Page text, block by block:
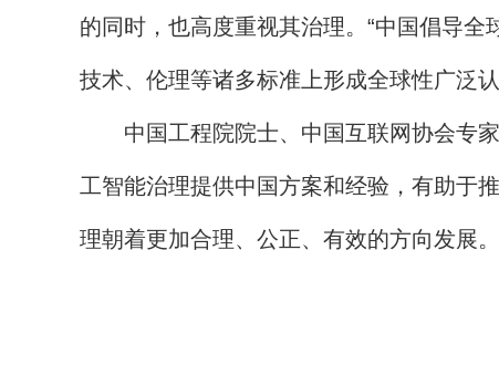
的同时，也高度重视其治理。“中国倡导
技术、伦理等诸多标准上形成全球性广泛
中国工程院院士、中国互联网协会专家
工智能治理提供中国方案和经验，有助于
理朝着更加合理、公正、有效的方向发展。